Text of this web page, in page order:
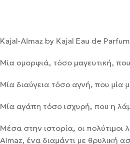
Kajal-Almaz by Kajal Eau de
Μία ομορφιά, τόσο μαγευτική,
Μία διαύγεια τόσο αγνή, που μία
Μία αγάπη τόσο ισχυρή, που η
Μέσα στην ιστορία, οι
Almaz, ένα διαμάντι με θρυλική